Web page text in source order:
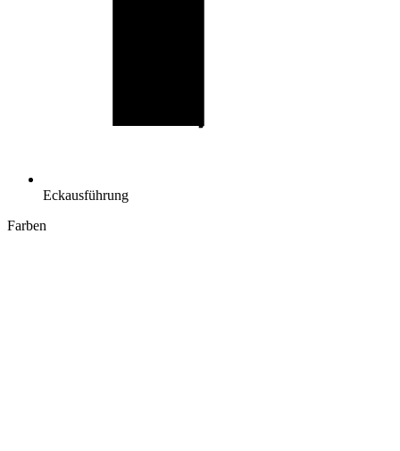
Eckausführung
Farben